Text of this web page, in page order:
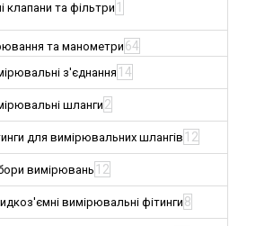
клапани та фільтри 1
та манометри 64
з'єднання 14
шланги 2
для вимірювальних шлангів 12
вимірювань 12
вимірювальні фітинги 8